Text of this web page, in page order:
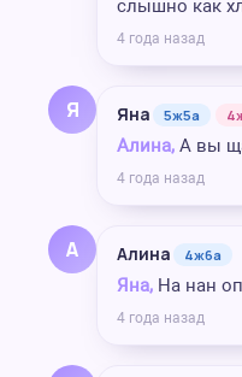
слышно как
4 года назад
Я Яна 5ж5а
Алина, А вы
4 года назад
А Алина 4ж6а
Яна, На нан
4 года назад